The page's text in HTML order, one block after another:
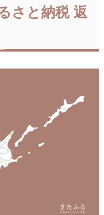
さと納税 返